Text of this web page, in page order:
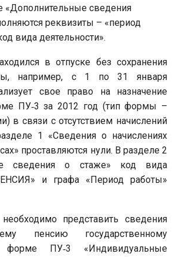
«Дополнительные сведения
реквизиты – «период
вида деятельности».
в отпуске без сохранения
например, с 1 по 31 января
свое право на назначение
ПУ‑3 за 2012 год (тип формы –
в связи с отсутствием начислений
1 «Сведения о начислениях
проставляются нули. В разделе 2
сведения о стаже» код вида
и графа «Период работы»
представить сведения
пенсию государственному
ПУ‑3 «Индивидуальные